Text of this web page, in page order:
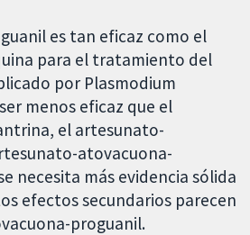
es tan eficaz como el
para el tratamiento del
por Plasmodium
menos eficaz que el
el artesunato-
atovacuona-
necesita más evidencia sólida
efectos secundarios parecen
proguanil.